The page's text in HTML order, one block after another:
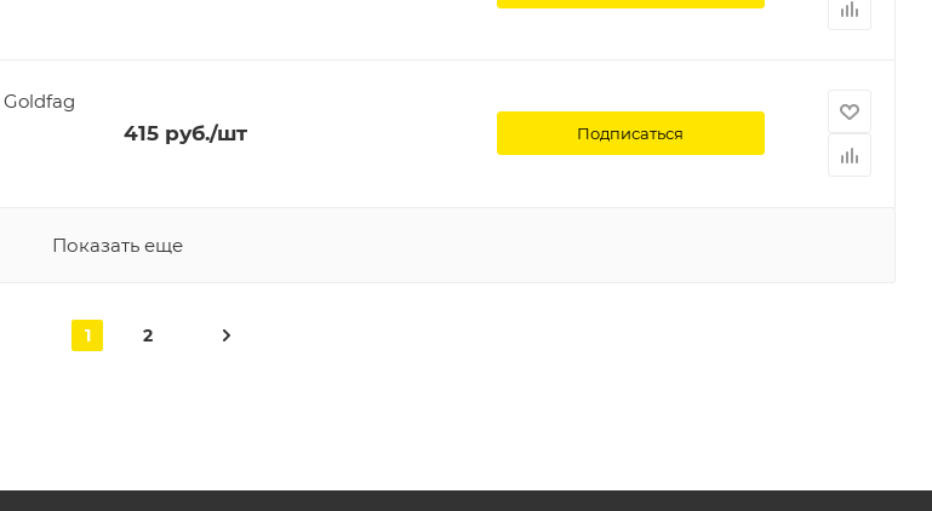
415руб./шт Подписаться
Показать еще
1 2